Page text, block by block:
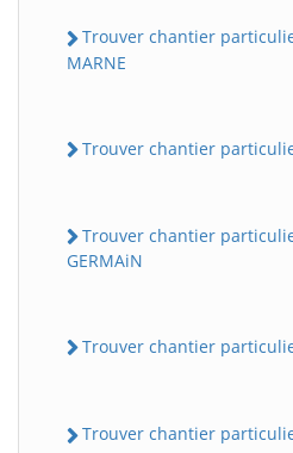
Trouver chantier
MARNE
Trouver chantier
Trouver chantier
GERMAiN
Trouver chantier
Trouver chantier